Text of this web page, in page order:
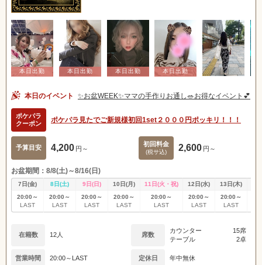
本日のイベント ✨お盆WEEK✨ママの手作りお通し🥗お得なイベント💕
ポケパラ
クーポン
ポケパラ見たでご新規様初回1set２０００円ポッキリ！！！
予算目安 4,200 円～
初回料金
(税サ込) 2,600 円～
お盆期間：8/8(土)～8/16(日)
7日(金) 8日(土) 9日(日) 10日(月) 11日(火・祝) 12日(水) 13日(木)
20:00～
LAST
20:00～
LAST
20:00～
LAST
20:00～
LAST
20:00～
LAST
20:00～
LAST
20:00～
LAST
在籍数 12人 席数
カウンター
15席
テーブル
2卓
営業時間 20:00～LAST 定休日 年中無休